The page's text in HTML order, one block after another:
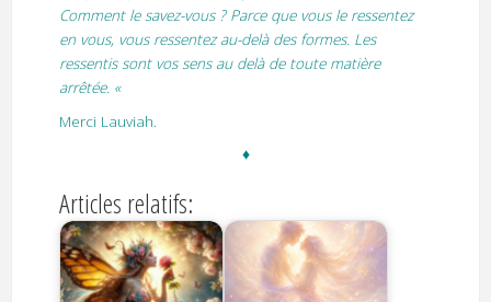
Comment le savez-vous ? Parce que vous le ressentez
en vous, vous ressentez au-delà des formes. Les
ressentis sont vos sens au delà de toute matière
arrêtée. «
Merci Lauviah.
♦
Articles relatifs: